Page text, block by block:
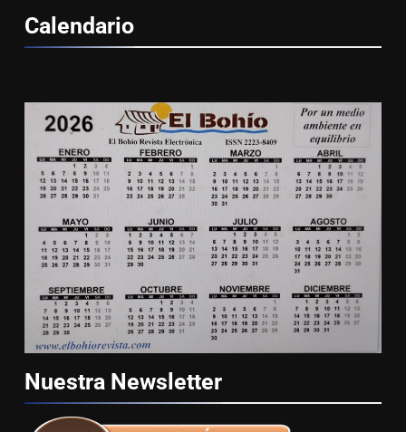
Calendario
Nuestra Newsletter